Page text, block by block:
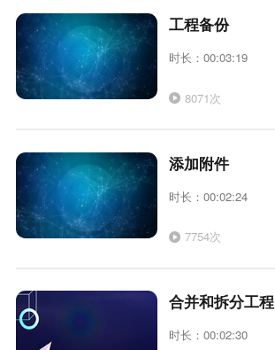
工程备份
时长：00:03:19
8071次
添加附件
时长：00:02:24
7754次
合并和拆分工程
时长：00:02:30